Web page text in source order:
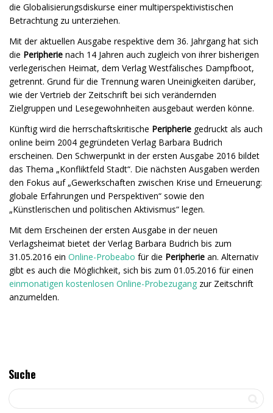
die Globalisierungsdiskurse einer multiperspektivistischen
Betrachtung zu unterziehen.
Mit der aktuellen Ausgabe respektive dem 36. Jahrgang hat sich
die Peripherie nach 14 Jahren auch zugleich von ihrer bisherigen
verlegerischen Heimat, dem Verlag Westfälisches Dampfboot,
getrennt. Grund für die Trennung waren Uneinigkeiten darüber,
wie der Vertrieb der Zeitschrift bei sich verändernden
Zielgruppen und Lesegewohnheiten ausgebaut werden könne.
Künftig wird die herrschaftskritische Peripherie gedruckt als auch
online beim 2004 gegründeten Verlag Barbara Budrich
erscheinen. Den Schwerpunkt in der ersten Ausgabe 2016 bildet
das Thema „Konfliktfeld Stadt“. Die nächsten Ausgaben werden
den Fokus auf „Gewerkschaften zwischen Krise und Erneuerung:
globale Erfahrungen und Perspektiven“ sowie den
„Künstlerischen und politischen Aktivismus“ legen.
Mit dem Erscheinen der ersten Ausgabe in der neuen
Verlagsheimat bietet der Verlag Barbara Budrich bis zum
31.05.2016 ein Online-Probeabo für die Peripherie an. Alternativ
gibt es auch die Möglichkeit, sich bis zum 01.05.2016 für einen
einmonatigen kostenlosen Online-Probezugang zur Zeitschrift
anzumelden.
Suche